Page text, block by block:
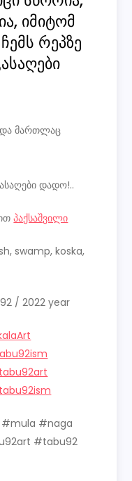
იმიტომ
რეპზე
და მართლაც
დადო!..
პაქსაშვილი
swamp, koska,
/ 2022 year
#naga
#tabu92